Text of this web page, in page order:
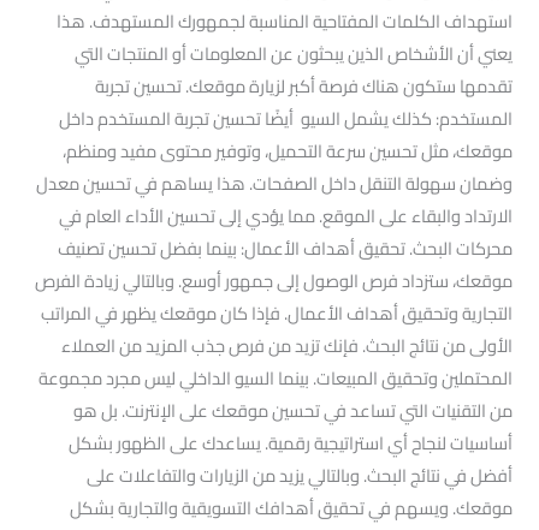
استهداف الكلمات المفتاحية المناسبة لجمهورك المستهدف. هذا
يعني أن الأشخاص الذين يبحثون عن المعلومات أو المنتجات التي
تقدمها ستكون هناك فرصة أكبر لزيارة موقعك. تحسين تجربة
المستخدم: كذلك يشمل السيو أيضًا تحسين تجربة المستخدم داخل
موقعك، مثل تحسين سرعة التحميل، وتوفير محتوى مفيد ومنظم،
وضمان سهولة التنقل داخل الصفحات. هذا يساهم في تحسين معدل
الارتداد والبقاء على الموقع. مما يؤدي إلى تحسين الأداء العام في
محركات البحث. تحقيق أهداف الأعمال: بينما بفضل تحسين تصنيف
موقعك، ستزداد فرص الوصول إلى جمهور أوسع. وبالتالي زيادة الفرص
التجارية وتحقيق أهداف الأعمال. فإذا كان موقعك يظهر في المراتب
الأولى من نتائج البحث. فإنك تزيد من فرص جذب المزيد من العملاء
المحتملين وتحقيق المبيعات. بينما السيو الداخلي ليس مجرد مجموعة
من التقنيات التي تساعد في تحسين موقعك على الإنترنت. بل هو
أساسيات لنجاح أي استراتيجية رقمية. يساعدك على الظهور بشكل
أفضل في نتائج البحث. وبالتالي يزيد من الزيارات والتفاعلات على
موقعك. ويسهم في تحقيق أهدافك التسويقية والتجارية بشكل